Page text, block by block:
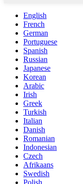
English
French
German
Portuguese
Spanish
Russian
Japanese
Korean
Arabic
Irish
Greek
Turkish
Italian
Danish
Romanian
Indonesian
Czech
Afrikaans
Swedish